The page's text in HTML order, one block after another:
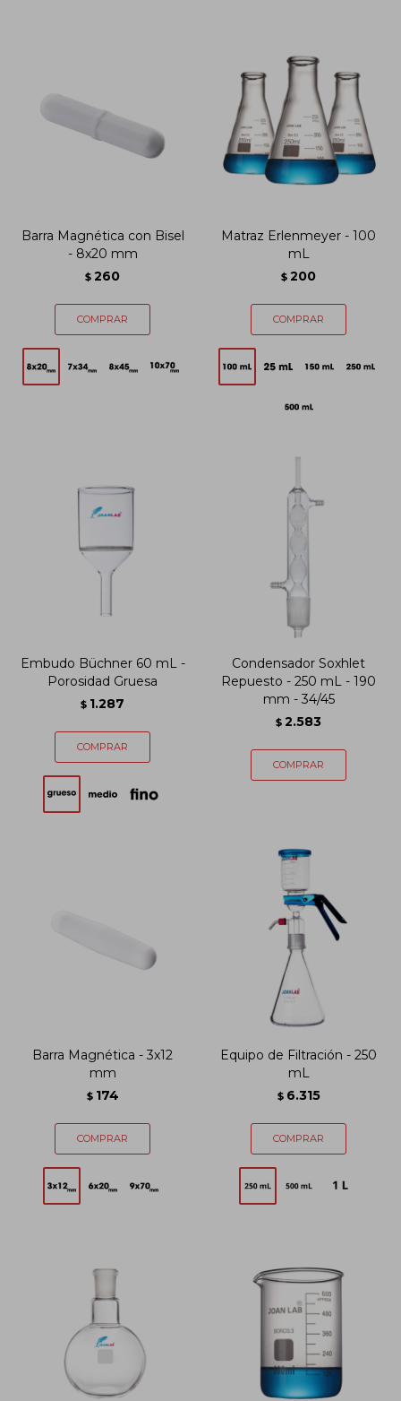
Barra Magnética con Bisel
- 8x20 mm
$ 260
Matraz Erlenmeyer - 100
mL
$ 200
Embudo Büchner 60 mL -
Porosidad Gruesa
$ 1.287
Condensador Soxhlet
Repuesto - 250 mL - 190
mm - 34/45
$ 2.583
Barra Magnética - 3x12
mm
$ 174
Equipo de Filtración - 250
mL
$ 6.315